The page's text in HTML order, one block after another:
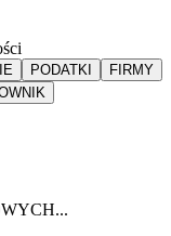
PODATKI
FIRMY